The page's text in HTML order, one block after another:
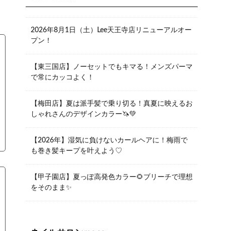
大阪府大阪市都島区東野田町２丁目９
Lee堀江店
〒550-0014 大阪府大阪市西区北堀江1-
06-6563-9091
Lee四ツ橋店
大阪府大阪市西区新町1-5-7 四ツ橋ビル
Lee天王寺店
06-6537-9791
大阪市東淀川区瑞光1-4-1 カサデルドイ
ライフワーク1F
2026年8月1日（土）Lee天王寺店リニューアルオー
プン！
【東三国店】ノーセットでもキマる！メンズパーマ
で常にカッコよく！
【梅田店】夏は派手髪で乗り切る！真夏に映えるお
しゃれさんのデザインカラー🦄💚
【2026年】湿気に負けないカールヘアに！梅雨で
も巻き髪キープを叶えよう♡
【甲子園店】夏っぽ高発色カラー🌻ブリーチで理想
をそのまま✨